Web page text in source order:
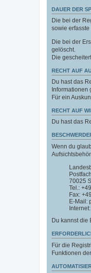
DAUER DER
Die bei der
sowie
Die bei der
gelöscht.
Die
RECHT AUF
Du hast das
Informationen
Für ein
RECHT AUF
Du hast das
Wenn du
70025
Tel.:
Fax:
E-Mail:
Du kannst die
Für die
Funktionen